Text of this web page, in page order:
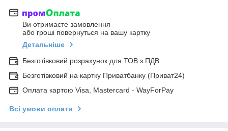
Ви отримаєте замовлення
або гроші повернуться на вашу картку
Детальніше
Безготівковий розрахунок для ТОВ з ПДВ
Безготівковий на картку Приватбанку (Приват24)
Оплата картою Visa, Mastercard - WayForPay
Всі умови оплати